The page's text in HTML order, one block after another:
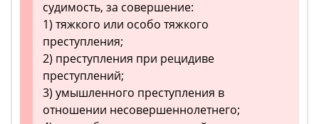
судимость, за совершение:
1) тяжкого или особо тяжкого
преступления;
2) преступления при рецидиве
преступлений;
3) умышленного преступления в
отношении несовершеннолетнего;